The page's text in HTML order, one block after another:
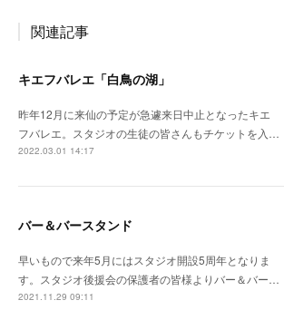
関連記事
キエフバレエ「白鳥の湖」
昨年12月に来仙の予定が急遽来日中止となったキエ
フバレエ。スタジオの生徒の皆さんもチケットを入…
2022.03.01 14:17
バー＆バースタンド
早いもので来年5月にはスタジオ開設5周年となりま
す。スタジオ後援会の保護者の皆様よりバー＆バー…
2021.11.29 09:11